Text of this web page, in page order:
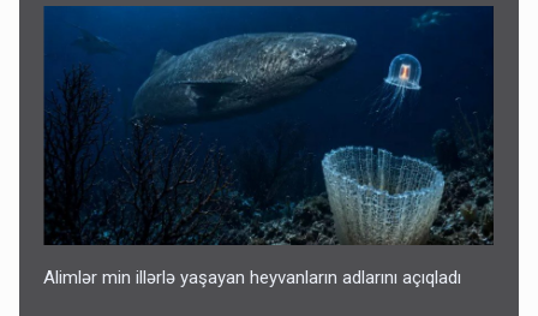
Alimlər min illərlə yaşayan heyvanların adlarını açıqladı